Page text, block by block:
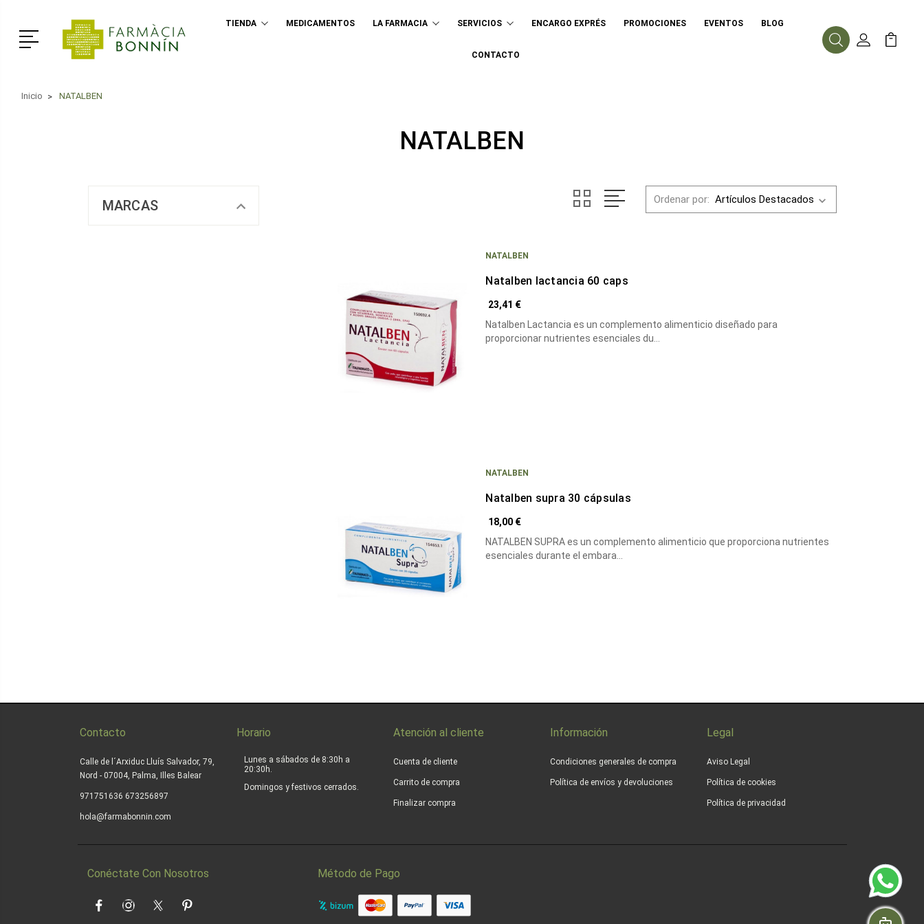
Menú
TIENDA MEDICAMENTOS LA FARMACIA SERVICIOS ENCARGO EXPRÉS PROMOCIONES EVENTOS BLOG
CONTACTO
BuscarMi Cuenta
Mi
Inicio NATALBEN
NATALBEN
MARCAS Ordenar por:
NATALBEN
Natalben lactancia 60 caps
23,41 €
Natalben Lactancia es un complemento alimenticio diseñado para
proporcionar nutrientes esenciales du…
NATALBEN
Natalben supra 30 cápsulas
18,00 €
NATALBEN SUPRA es un complemento alimenticio que proporciona nutrientes
esenciales durante el embara…
Contacto
Calle de l´Arxiduc Lluís Salvador, 79,
Nord - 07004, Palma, Illes Balear
971751636 673256897
hola@farmabonnin.com
Horario
Lunes a sábados de 8:30h a
20:30h.
Domingos y festivos cerrados.
Atención al cliente
Cuenta de cliente
Carrito de compra
Finalizar compra
Información
Condiciones generales de compra
Política de envíos y devoluciones
Legal
Aviso Legal
Política de cookies
Política de privacidad
Conéctate Con Nosotros
FacebookInstagramTwitter Pinterest
Método de Pago